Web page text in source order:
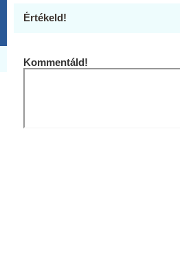
Értékeld!
Kommentáld!